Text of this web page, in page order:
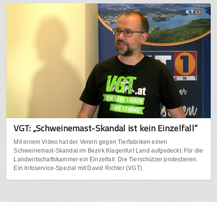
VGT: „Schweinemast-Skandal ist kein Einzelfall“
Mit einem Video hat der Verein gegen Tierfabriken einen
Schweinemast-Skandal im Bezirk Klagenfurt Land aufgedeckt. Für die
Landwirtschaftskammer ein Einzelfall. Die Tierschützer protestieren.
Ein Infoservice-Spezial mit David Richter (VGT).